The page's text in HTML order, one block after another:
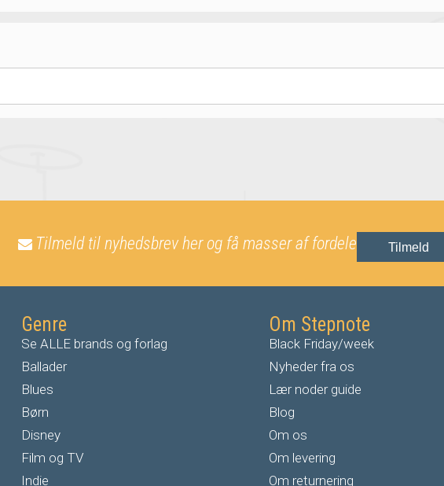
Tilmeld til nyhedsbrev her og få masser af fordele Tilmeld
Genre
Se ALLE brands og forlag
Ballader
Blues
Børn
Disney
Film og TV
Indie
Om Stepnote
Black Friday/week
Nyheder fra os
Lær noder guide
Blog
Om os
Om levering
Om returnering